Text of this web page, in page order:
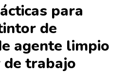
para
de
agente limpio
trabajo